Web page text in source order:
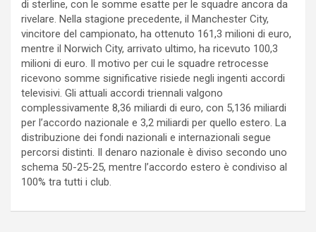
di sterline, con le somme esatte per le squadre ancora da
rivelare. Nella stagione precedente, il Manchester City,
vincitore del campionato, ha ottenuto 161,3 milioni di euro,
mentre il Norwich City, arrivato ultimo, ha ricevuto 100,3
milioni di euro. Il motivo per cui le squadre retrocesse
ricevono somme significative risiede negli ingenti accordi
televisivi. Gli attuali accordi triennali valgono
complessivamente 8,36 miliardi di euro, con 5,136 miliardi
per l’accordo nazionale e 3,2 miliardi per quello estero. La
distribuzione dei fondi nazionali e internazionali segue
percorsi distinti. Il denaro nazionale è diviso secondo uno
schema 50-25-25, mentre l’accordo estero è condiviso al
100% tra tutti i club.